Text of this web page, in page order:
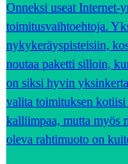
Onneksi useat Internet-
toimitusvaihtoehtoja.
nykykeräyspisteisiin,
noutaa paketti silloin,
on siksi hyvin
valita toimituksen kotiisi
kalliimpaa, mutta myös
oleva rahtimuoto on